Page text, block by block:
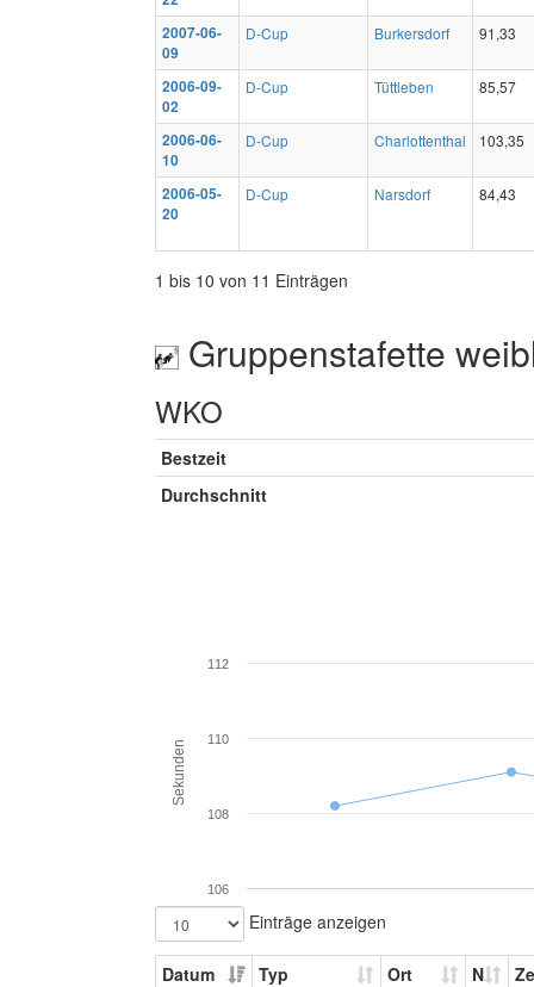
2007-06-
09
D-Cup Burkersdorf 91,33
2006-09-
02
D-Cup Tüttleben 85,57
2006-06-
10
D-Cup Charlottenthal 103,35
2006-05-
20
D-Cup Narsdorf 84,43
1 bis 10 von 11 Einträgen
Gruppenstafette
WKO
Bestzeit
Durchschnitt
Sekunden
106
108
110
112
Einträge anzeigen
Datum Typ Ort N